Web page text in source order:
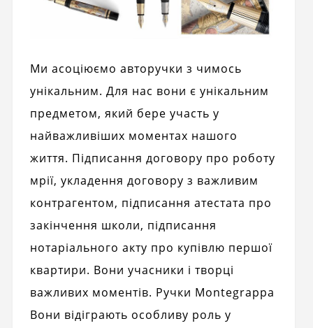
Ми асоціюємо авторучки з чимось
унікальним. Для нас вони є унікальним
предметом, який бере участь у
найважливіших моментах нашого
життя. Підписання договору про роботу
мрії, укладення договору з важливим
контрагентом, підписання атестата про
закінчення школи, підписання
нотаріального акту про купівлю першої
квартири. Вони учасники і творці
важливих моментів. Ручки Montegrappa
Вони відіграють особливу роль у